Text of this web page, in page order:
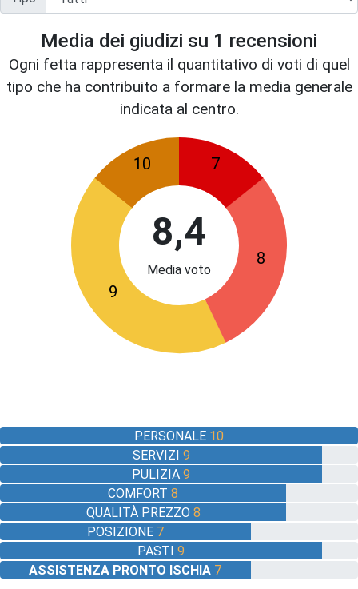
Media dei giudizi su 1 recensioni
Ogni fetta rappresenta il quantitativo di voti di quel
tipo che ha contribuito a formare la media generale
indicata al centro.
8,4
Media voto
7
8
9
10
PERSONALE 10
SERVIZI 9
PULIZIA9
COMFORT8
QUALITÀ PREZZO 8
POSIZIONE 7
PASTI9
ASSISTENZA PRONTO ISCHIA 7